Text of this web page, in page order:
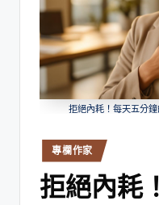
拒絕內耗！每天五分
專欄作家
拒絕內耗